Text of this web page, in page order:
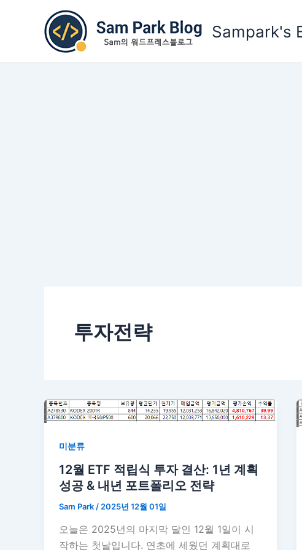
Sampark's
투자전략
미분류
12월 ETF 적립식 투자 결산: 1년 계획
성공 & 내년 포트폴리오 전략
Sam Park / 2025년 12월 01일
오늘은 2025년의 마지막 달인 12월 1일이 시
작하는 첫날입니다. 연초에 세웠던 계획대로